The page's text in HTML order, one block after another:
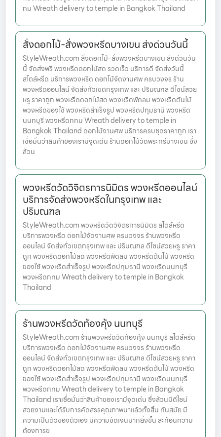
ทม Wreath delivery to temple in Bangkok Thailand
สั่งดอกไม้-สั่งพวงหรีดบางเขน ส่งด่วนวันนี้
StyleWreath.com สั่งดอกไม้-สั่งพวงหรีดบางเขน ส่งด่วนวัน
นี้ จัดส่งฟรี พวงหรีดดอกไม้สด รวดเร็ว บริการดี จัดส่งวันนี้
สไตล์หรีด บริการพวงหรีด ดอกไม้จัดงานศพ ครบวงจร ร้าน
พวงหรีดออนไลน์ จัดส่งทั่วเขตกรุงเทพ และ ปริมณฑล ดีไซน์สวย
หรู ราคาถูก พวงหรีดดอกไม้สด พวงหรีดพัดลม พวงหรีดต้นไม้
พวงหรีดของใช้ พวงหรีดสำเร็จรูป พวงหรีดปทุมธานี พวงหรีด
นนทบุรี พวงหรีดกทม Wreath delivery to temple in
Bangkok Thailand ดอกไม้งานศพ บริการครบชุดราคาถูก เรา
เชื่อมั่นว่าสินค้าของเรามีจุดเด่น ร้านดอกไม้วัดพระศรีบางเขน ซึ่ง
ล้วน
พวงหรีดวัดวิจิตรการนิมิตร พวงหรีดออนไลน์
บริการจัดส่งพวงหรีดในกรุงเทพ และ
ปริมณฑล
StyleWreath.com พวงหรีดวัดวิจิตรการนิมิตร สไตล์หรีด
บริการพวงหรีด ดอกไม้จัดงานศพ ครบวงจร ร้านพวงหรีด
ออนไลน์ จัดส่งทั่วเขตกรุงเทพ และ ปริมณฑล ดีไซน์สวยหรู ราคา
ถูก พวงหรีดดอกไม้สด พวงหรีดพัดลม พวงหรีดต้นไม้ พวงหรีด
ของใช้ พวงหรีดสำเร็จรูป พวงหรีดปทุมธานี พวงหรีดนนทบุรี
พวงหรีดกทม Wreath delivery to temple in Bangkok
Thailand
ร้านพวงหรีดวัดท้องคุ้ง นนทบุรี
StyleWreath.com ร้านพวงหรีดวัดท้องคุ้ง นนทบุรี สไตล์หรีด
บริการพวงหรีด ดอกไม้จัดงานศพ ครบวงจร ร้านพวงหรีด
ออนไลน์ จัดส่งทั่วเขตกรุงเทพ และ ปริมณฑล ดีไซน์สวยหรู ราคา
ถูก พวงหรีดดอกไม้สด พวงหรีดพัดลม พวงหรีดต้นไม้ พวงหรีด
ของใช้ พวงหรีดสำเร็จรูป พวงหรีดปทุมธานี พวงหรีดนนทบุรี
พวงหรีดกทม Wreath delivery to temple in Bangkok
Thailand เราเชื่อมั่นว่าสินค้าของเรามีจุดเด่น ซึ่งล้วนมีดีไซน์
สวยงามและได้รับการคัดสรรคุณภาพมาแล้วทั้งสิ้น ทันสมัย มี
ความเป็นตัวของตัวเอง มีความชัดเจนมากยิ่งขึ้น สะท้อนความ
ต้องการข